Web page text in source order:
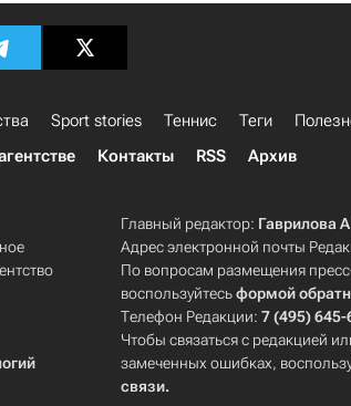
Sport stories Теннис Теги
Контакты RSS Архив
Главный редактор: Гаврилова
Адрес электронной почты
По вопросам размещения
воспользуйтесьформой
Телефон Редакции:7 (495) 645-
Чтобы связаться с редакцией
замеченных ошибках,
связи.